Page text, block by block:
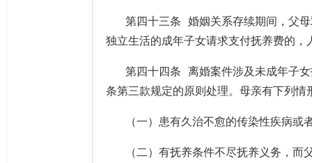
第四十三条 婚姻关系存续期间，父
独立生活的成年子女请求支付抚养费的，
第四十四条 离婚案件涉及未成年子
条第三款规定的原则处理。母亲有下列
（一）患有久治不愈的传染性疾病
（二）有抚养条件不尽抚养义务，而